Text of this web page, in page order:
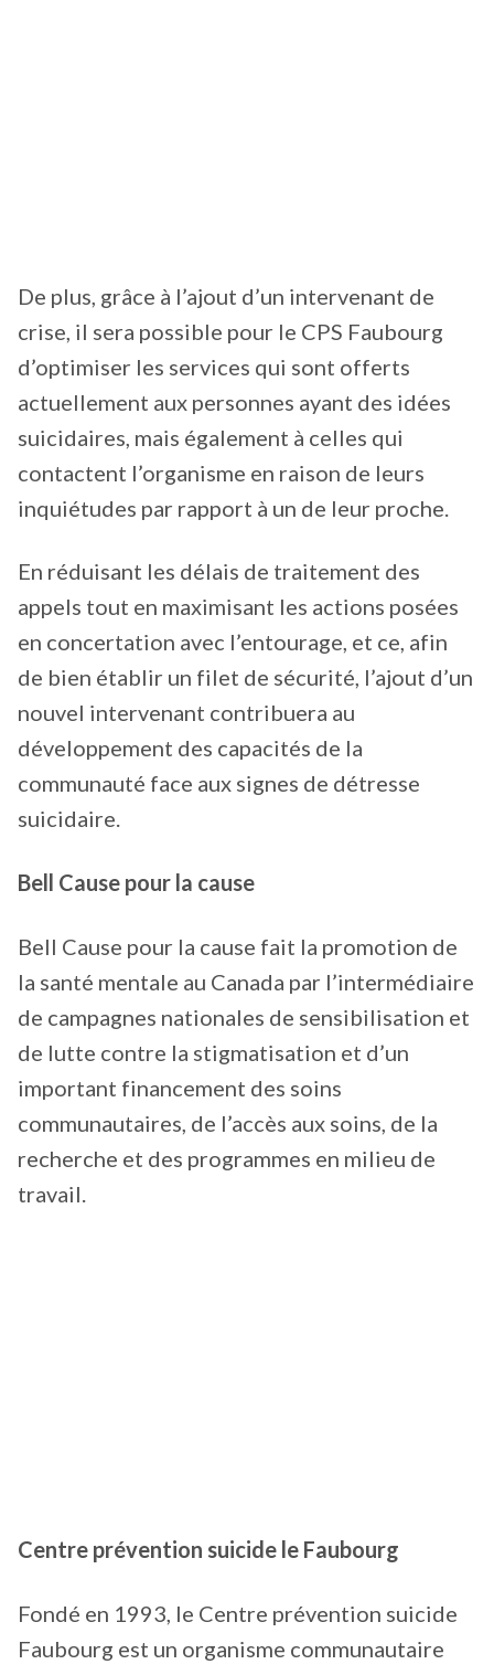
De plus, grâce à l’ajout d’un intervenant de
crise, il sera possible pour le CPS Faubourg
d’optimiser les services qui sont offerts
actuellement aux personnes ayant des idées
suicidaires, mais également à celles qui
contactent l’organisme en raison de leurs
inquiétudes par rapport à un de leur proche.
En réduisant les délais de traitement des
appels tout en maximisant les actions posées
en concertation avec l’entourage, et ce, afin
de bien établir un filet de sécurité, l’ajout d’un
nouvel intervenant contribuera au
développement des capacités de la
communauté face aux signes de détresse
suicidaire.
Bell Cause pour la cause
Bell Cause pour la cause fait la promotion de
la santé mentale au Canada par l’intermédiaire
de campagnes nationales de sensibilisation et
de lutte contre la stigmatisation et d’un
important financement des soins
communautaires, de l’accès aux soins, de la
recherche et des programmes en milieu de
travail.
Centre prévention suicide le Faubourg
Fondé en 1993, le Centre prévention suicide
Faubourg est un organisme communautaire